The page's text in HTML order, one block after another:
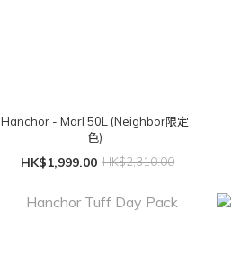
Hanchor - Marl 50L (Neighbor限定
色)
HK$1,999.00 HK$2,310.00